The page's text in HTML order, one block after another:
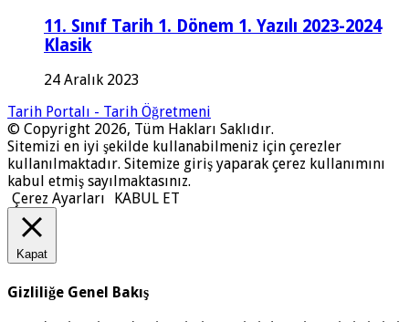
11. Sınıf Tarih 1. Dönem 1. Yazılı 2023-2024
Klasik
24 Aralık 2023
Tarih Portalı - Tarih Öğretmeni
© Copyright 2026, Tüm Hakları Saklıdır.
Sitemizi en iyi şekilde kullanabilmeniz için çerezler
kullanılmaktadır. Sitemize giriş yaparak çerez kullanımını
kabul etmiş sayılmaktasınız.
Çerez Ayarları
KABUL ET
Kapat
Gizliliğe Genel Bakış